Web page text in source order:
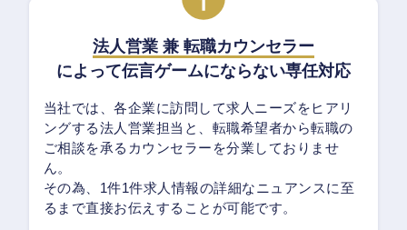
法人営業 兼 転職カウンセラー
によって伝言ゲームにならない専任対応
当社では、各企業に訪問して求人ニーズをヒアリ
ングする法人営業担当と、転職希望者から転職の
ご相談を承るカウンセラーを分業しておりませ
ん。
その為、1件1件求人情報の詳細なニュアンスに至
るまで直接お伝えすることが可能です。